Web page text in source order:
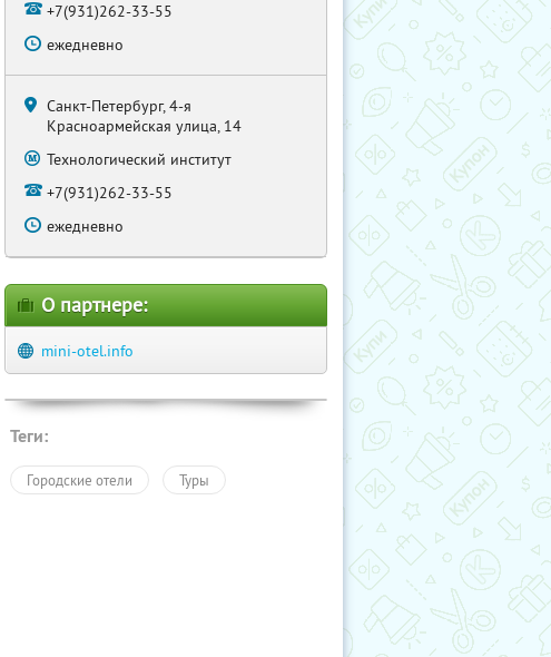
+7(931)262-33-55
ежедневно
Санкт-Петербург, 4-я
Красноармейская улица, 14
Технологический институт
+7(931)262-33-55
ежедневно
О партнере:
mini-otel.info
Теги:
Городские отели Туры